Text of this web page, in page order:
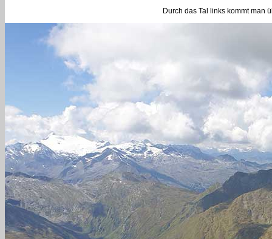
Durch das Tal links kommt man